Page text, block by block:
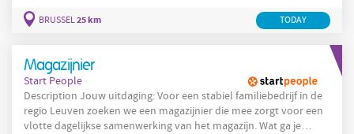
administratieve en inhoudelijke verwerking van dossiers rond
correcte dossieropvolging en een
BRUSSEL25 km TODAY
Magazijnier
Start People
Description Jouw uitdaging: Voor een stabiel familiebedrijf in de
regio Leuven zoeken we een magazijnier die mee zorgt voor een
vlotte dagelijkse samenwerking van het magazijn. Wat ga je